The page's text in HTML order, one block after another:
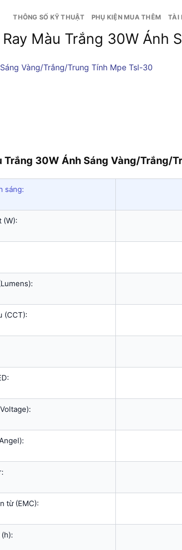
THÔNG SỐ KỸ THUẬT PHỤ KIỆN MUA THÊM TÀI
Màu Trắng 30W Ánh
Trắng 30W Ánh Sáng Vàng/Trắng/
sáng:
(W):
(CCT):
từ (EMC):